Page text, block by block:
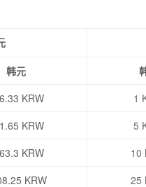
韩元
KRW 1
KRW 5
KRW 10
KRW 25